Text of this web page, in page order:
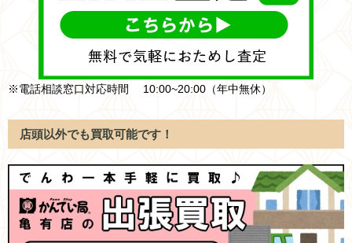
※電話相談窓口対応時間 10:00~20:00（年中無休）
店頭以外でも買取可能です！